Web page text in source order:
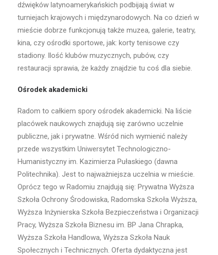
dźwięków latynoamerykańskich podbijają świat w
turniejach krajowych i międzynarodowych. Na co dzień w
mieście dobrze funkcjonują także muzea, galerie, teatry,
kina, czy ośrodki sportowe, jak: korty tenisowe czy
stadiony. Ilość klubów muzycznych, pubów, czy
restauracji sprawia, że każdy znajdzie tu coś dla siebie.
Ośrodek akademicki
Radom to całkiem spory ośrodek akademicki. Na liście
placówek naukowych znajdują się zarówno uczelnie
publiczne, jak i prywatne. Wśród nich wymienić należy
przede wszystkim Uniwersytet Technologiczno-
Humanistyczny im. Kazimierza Pułaskiego (dawna
Politechnika). Jest to najważniejsza uczelnia w mieście.
Oprócz tego w Radomiu znajdują się: Prywatna Wyższa
Szkoła Ochrony Środowiska, Radomska Szkoła Wyższa,
Wyższa Inżynierska Szkoła Bezpieczeństwa i Organizacji
Pracy, Wyższa Szkoła Biznesu im. BP Jana Chrapka,
Wyższa Szkoła Handlowa, Wyższa Szkoła Nauk
Społecznych i Technicznych. Oferta dydaktyczna jest